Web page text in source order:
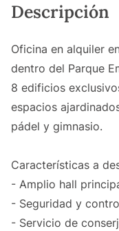
Descripción
Oficina en alquiler
dentro del Parque
8 edificios
espacios
pádel y gimnasio.
Características a
- Amplio hall
- Seguridad y
- Servicio de